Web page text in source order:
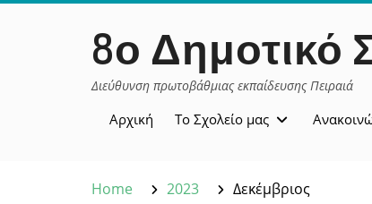
8ο Δημοτικό
Διεύθυνση πρωτοβάθμιας εκπαίδευσης Πειραιά
Αρχική Το Σχολείο μας
Home 2023 Δεκέμβριος